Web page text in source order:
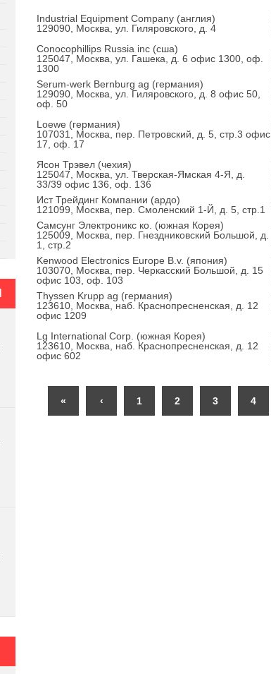
Industrial Equipment Company (англия)
129090, Москва, ул. Гиляровского, д. 4
Conocophillips Russia inc (сша)
125047, Москва, ул. Гашека, д. 6 офис 1300, оф.
1300
Serum-werk Bernburg ag (германия)
129090, Москва, ул. Гиляровского, д. 8 офис 50,
оф. 50
Loewe (германия)
107031, Москва, пер. Петровский, д. 5, стр.3 офис
17, оф. 17
Ясон Трэвел (чехия)
125047, Москва, ул. Тверская-Ямская 4-Я, д.
33/39 офис 136, оф. 136
Ист Трейдинг Компании (ардо)
121099, Москва, пер. Смоленский 1-Й, д. 5, стр.1
Самсунг Электроникс ко. (южная Корея)
125009, Москва, пер. Гнездниковский Большой, д.
1, стр.2
Kenwood Electronics Europe B.v. (япония)
103070, Москва, пер. Черкасский Большой, д. 15
офис 103, оф. 103
Thyssen Krupp ag (германия)
123610, Москва, наб. Краснопресненская, д. 12
офис 1209
Lg International Corp. (южная Корея)
123610, Москва, наб. Краснопресненская, д. 12
офис 602
« ‹ 1 2 3 4